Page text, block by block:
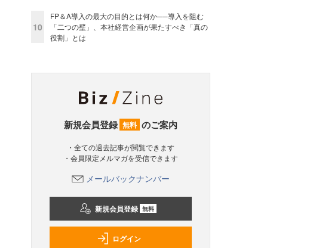
10
FP＆A導入の最大の目的とは何か──導入を阻む
「二つの壁」、本社経営企画が果たすべき「真の
役割」とは
新規会員登録 無料 のご案内
・全ての過去記事が閲覧できます
・会員限定メルマガを受信できます
メールバックナンバー
新規会員登録 無料
ログイン